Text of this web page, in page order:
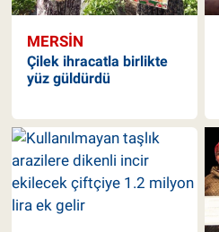
MERSIN
Çilek ihracatla birlikte
yüz güldürdü